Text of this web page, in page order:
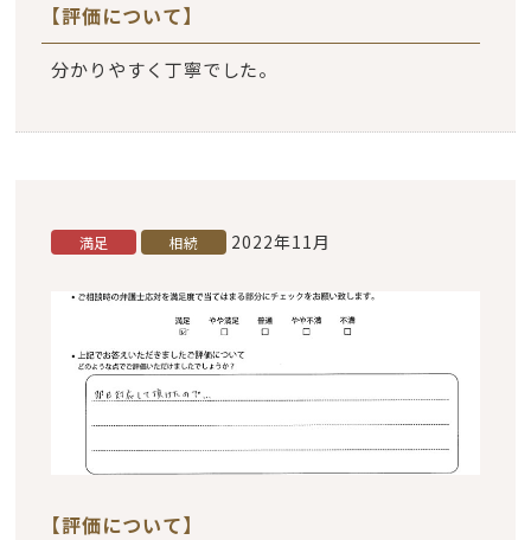
【評価について】
分かりやすく丁寧でした。
満足 相続 2022年11月
【評価について】